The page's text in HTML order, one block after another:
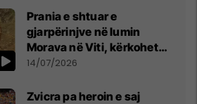
Prania e shtuar e
gjarpërinjve në lumin
Morava në Viti, kërkohet
kujdes nga qytetarët
14/07/2026
Zvicra pa heroin e saj